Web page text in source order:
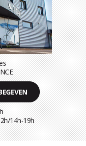
14h-19h